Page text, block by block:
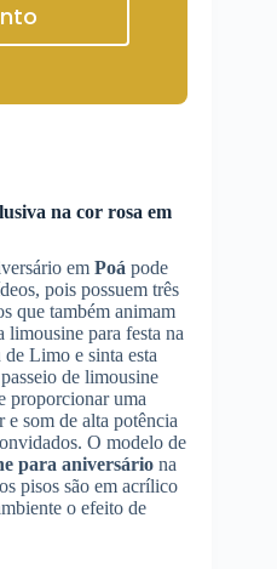
na cor rosa em
em Poá pode
pois possuem três
que também animam
limousine para festa na
Limo e sinta esta
de limousine
proporcionar uma
e som de alta potência
O modelo de
para aniversário na
pisos são em acrílico
o efeito de